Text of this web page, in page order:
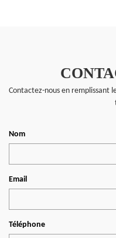
Contactez-nous en remplissant
Nom
Email
Téléphone